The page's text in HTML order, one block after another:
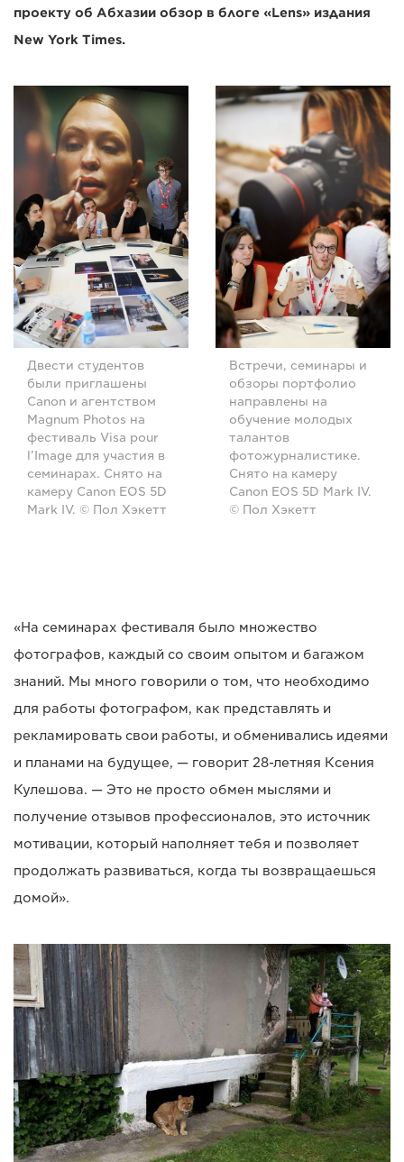
проекту об Абхазии обзор в блоге «Lens» издания
New York Times.
Двести студентов
были приглашены
Canon и агентством
Magnum Photos на
фестиваль Visa pour
l’Image для участия в
семинарах. Снято на
камеру Canon EOS 5D
Mark IV. © Пол Хэкетт
Встречи, семинары и
обзоры портфолио
направлены на
обучение молодых
талантов
фотожурналистике.
Снято на камеру
Canon EOS 5D Mark IV.
© Пол Хэкетт
«На семинарах фестиваля было множество
фотографов, каждый со своим опытом и багажом
знаний. Мы много говорили о том, что необходимо
для работы фотографом, как представлять и
рекламировать свои работы, и обменивались идеями
и планами на будущее, — говорит 28-летняя Ксения
Кулешова. — Это не просто обмен мыслями и
получение отзывов профессионалов, это источник
мотивации, который наполняет тебя и позволяет
продолжать развиваться, когда ты возвращаешься
домой».